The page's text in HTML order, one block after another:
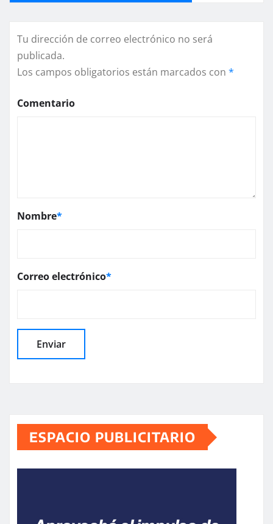
Tu dirección de correo electrónico no será
publicada.
Los campos obligatorios están marcados con *
Comentario
Nombre*
Correo electrónico*
ESPACIO PUBLICITARIO